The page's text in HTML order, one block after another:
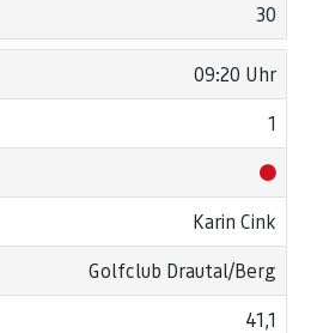
30
09:20 Uhr
1
Karin Cink
Golfclub Drautal/Berg
41,1